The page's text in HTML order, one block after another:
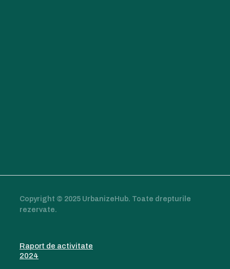
Copyright © 2025 UrbanizeHub. Toate drepturile
rezervate.
Raport de activitate
2024